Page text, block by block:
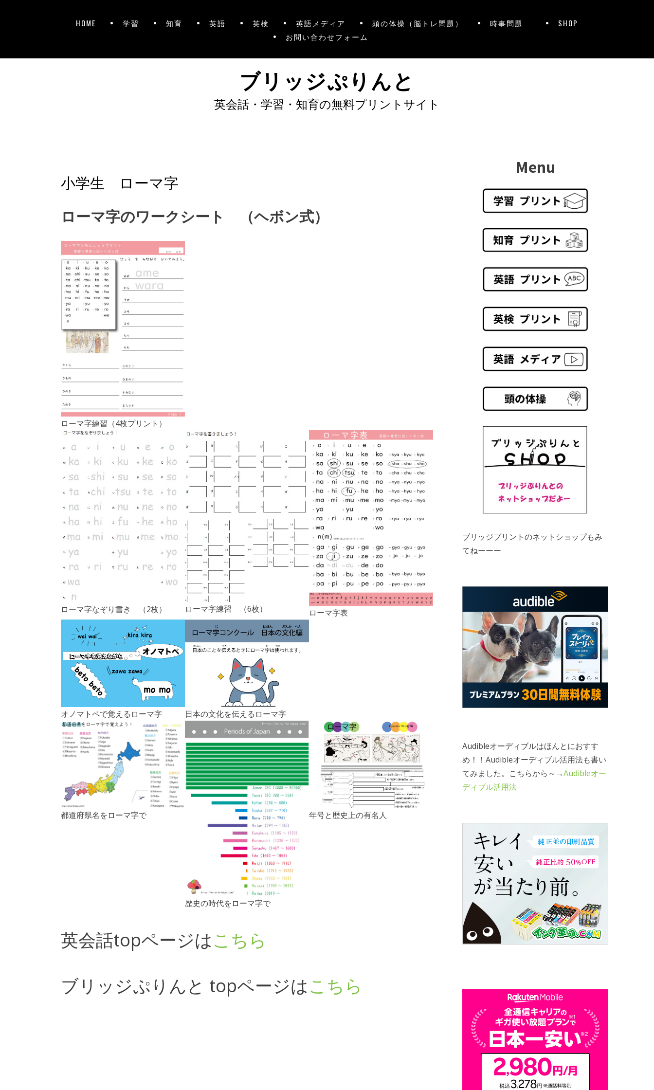
HOME 学習 知育 英語 英検 英語メディア 頭の体操（脳トレ問題） 時事問題
SHOP
お問い合わせフォーム
ブリッジぷりんと
英会話・学習・知育の無料プリントサイト
小学生 ローマ字
ローマ字のワークシート （ヘボン式）
ローマ字練習（4枚プリント）
ローマ字なぞり書き （2枚） ローマ字練習 （6枚） ローマ字表
オノマトペで覚えるローマ字 日本の文化を伝えるローマ字
都道府県名をローマ字で
歴史の時代をローマ字で
年号と歴史上の有名人
英会話topページはこちら
ブリッジぷりんと topページはこちら
Menu
ブリッジプリントのネットショップもみ
てねーーー
Audibleオーディブルはほんとにおすす
め！！Audibleオーディブル活用法も書い
てみました。こちらから～→Audibleオー
ディブル活用法